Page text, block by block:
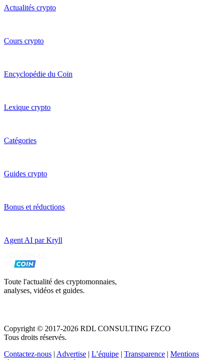
Actualités crypto
Cours crypto
Encyclopédie du Coin
Lexique crypto
Catégories
Guides crypto
Bonus et réductions
Agent AI par Kryll
Toute l'actualité des cryptomonnaies,
analyses, vidéos et guides.
Copyright © 2017-2026 RDL CONSULTING FZCO
Tous droits réservés.
Contactez-nous | Advertise | L’équipe | Transparence | Mentions